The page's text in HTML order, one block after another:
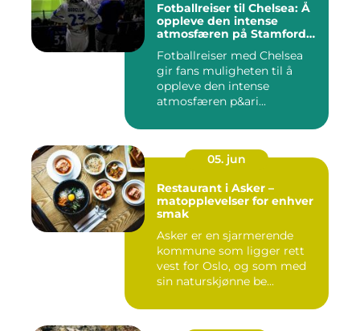
Fotballreiser til Chelsea: Å
oppleve den intense
atmosfæren på Stamford
Fotballreiser med Chelsea
gir fans muligheten til å
oppleve den intense
atmosfæren p&ari...
05. jun
Restaurant i Asker –
matopplevelser for enhver
smak
Asker er en sjarmerende
kommune som ligger rett
vest for Oslo, og som med
sin naturskjønne be...